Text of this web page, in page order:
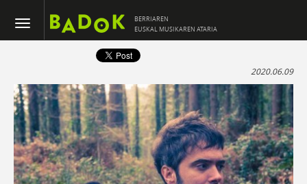
BERRIAREN
EUSKAL MUSIKAREN ATARIA
2020.06.09